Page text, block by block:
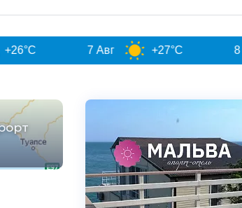
7 Авг +27°C 8 Авг